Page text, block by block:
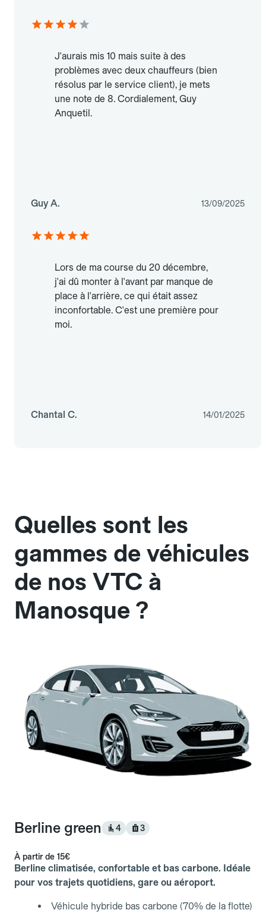
J'aurais mis 10 mais suite à des
problèmes avec deux chauffeurs (bien
résolus par le service client), je mets
une note de 8. Cordialement, Guy
Anquetil.
Guy A. 13/09/2025
Lors de ma course du 20 décembre,
j'ai dû monter à l'avant par manque de
place à l'arrière, ce qui était assez
inconfortable. C'est une première pour
moi.
Chantal C. 14/01/2025
Quelles sont les
gammes de véhicules
de nos VTC à
Manosque ?
Berline green 4 3
À partir de 15€
Berline climatisée, confortable et bas carbone. Idéale
pour vos trajets quotidiens, gare ou aéroport.
Véhicule hybride bas carbone (70% de la flotte)